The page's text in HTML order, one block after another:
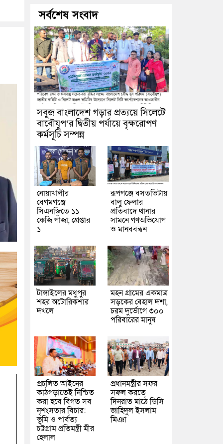
সর্বশেষ সংবাদ
সবুজ বাংলাদেশ গড়ার প্রত্যয়ে সিলেটে
বাবৌযুপ’র দ্বিতীয় পর্যায়ে বৃক্ষরোপণ
কর্মসূচি সম্পন্ন
নোয়াখালীর
বেগমগঞ্জে
সিএনজিতে ১১
কেজি গাঁজা, গ্রেপ্তার
১
রূপগঞ্জে বসতভিটায়
বালু ফেলার
প্রতিবাদে থানার
সামনে গণঅভিযোগ
ও মানববন্ধন
টাঙ্গাইলের মধুপুর
শহর অটোরিকশার
দখলে
মহন গ্রামের একমাত্র
সড়কের বেহাল দশা,
চরম দুর্ভোগে ৩০০
পরিবারের মানুষ
প্রচলিত আইনের
কাঠগড়াতেই নিশ্চিত
করা হবে বিগত সব
নৃশংসতার বিচার:
ভূমি ও পার্বত্য
চট্টগ্রাম প্রতিমন্ত্রী মীর
হেলাল
প্রধানমন্ত্রীর সফর
সফল করতে
দিনরাত মাঠে ডিসি
জাহিদুল ইসলাম
মিঞা